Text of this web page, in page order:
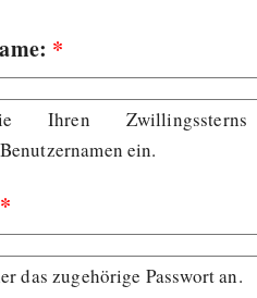
*
Ihren Zwillingssterns
ein.
*
das zugehörige Passwort an.
Beliebte Inhalte
Heute:
einrichten
„Lässt Google